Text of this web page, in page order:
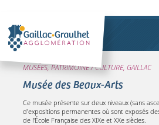
MUSÉES, PATRIMOINE / CULTURE, GAILLAC
Musée des Beaux-Arts
Ce musée présente sur deux niveaux (sans
d'expositions permanentes où sont exposés
de l'École Française des XIXe et XXe siècles.